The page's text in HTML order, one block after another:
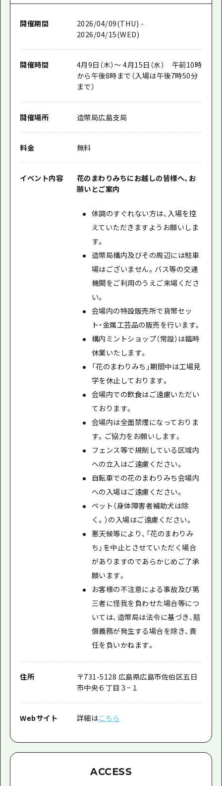
開催期間
2026/04/09(THU) -
2026/04/15(WED)
開催時間
4月9日（木）～ 4月15日（水） 午前10時
から午後8時まで（入場は午後7時50分
まで）
開催場所 造幣局広島支局
料金 無料
イベント内容
花のまわりみちにお越しの皆様へ、お
願いとご案内
体調のすぐれない方は、入場を控
えていただきますようお願いしま
す。
造幣局構内及びその周辺には駐車
場はございません。バス等の交通
機関をご利用のうえご来場くださ
い。
会場内の特設販売所で貨幣セッ
ト・金属工芸品の販売を行います。
構内ミントショップ（常設）は臨時
休業いたします。
「花のまわりみち」期間中は工場見
学を休止しております。
会場内での飲食はご遠慮いただい
ております。
会場内は全面禁煙になっておりま
す。ご協力をお願いします。
フェンス等で規制している区域内
への立入はご遠慮ください。
自転車での花のまわりみち会場内
への入場はご遠慮ください。
ペット（身体障害者補助犬は除
く。）の入場はご遠慮ください。
悪天候等により、「花のまわりみ
ち」を中止とさせていただく場合
がありますのであらかじめご了承
願います。
お客様の不注意による事故及び第
三者に怪我を負わせた場合等につ
いては、造幣局は法令に基づき、賠
償義務が発生する場合を除き、責
任を負いかねます。
住所
〒731-5128 広島県広島市佐伯区五日
市中央６丁目３−１
Webサイト 詳細はこちら
ACCESS